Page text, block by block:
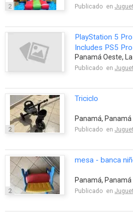
2 Publicado en
PlayStation 5
Includes PS5
DualSense
Panamá Oeste,
Publicado en
2
Triciclo
Panamá, Panamá
Publicado en
2
mesa - banca
Panamá, Panamá
Publicado en